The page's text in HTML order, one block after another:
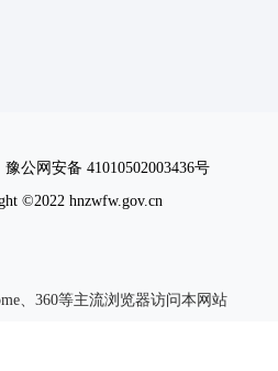
豫公网安备 41010502003436号
©2022 hnzwfw.gov.cn
、360等主流浏览器访问本网站